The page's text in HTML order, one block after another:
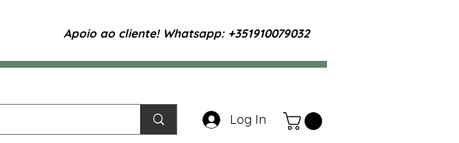
Apoio ao cliente! Whatsapp: +351910079032
Log In